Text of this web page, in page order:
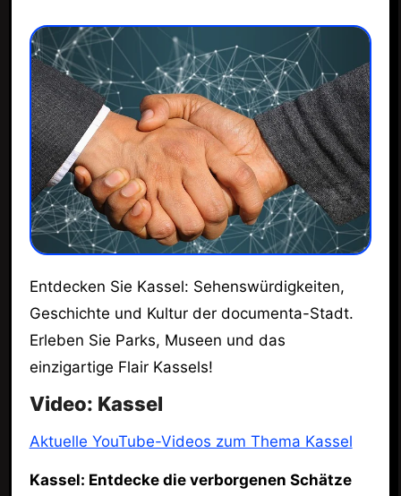
Entdecken Sie Kassel: Sehenswürdigkeiten,
Geschichte und Kultur der documenta-Stadt.
Erleben Sie Parks, Museen und das
einzigartige Flair Kassels!
Video: Kassel
Aktuelle YouTube-Videos zum Thema Kassel
Kassel: Entdecke die verborgenen Schätze